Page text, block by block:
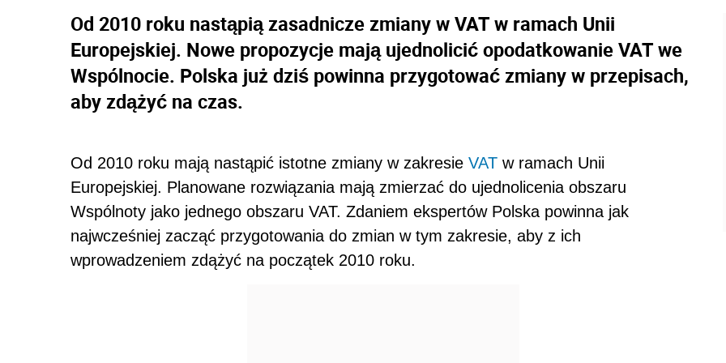
Od 2010 roku nastąpią zasadnicze zmiany w VAT w ramach Unii
Europejskiej. Nowe propozycje mają ujednolicić opodatkowanie VAT we
Wspólnocie. Polska już dziś powinna przygotować zmiany w przepisach,
aby zdążyć na czas.
Od 2010 roku mają nastąpić istotne zmiany w zakresie VAT w ramach Unii
Europejskiej. Planowane rozwiązania mają zmierzać do ujednolicenia obszaru
Wspólnoty jako jednego obszaru VAT. Zdaniem ekspertów Polska powinna jak
najwcześniej zacząć przygotowania do zmian w tym zakresie, aby z ich
wprowadzeniem zdążyć na początek 2010 roku.